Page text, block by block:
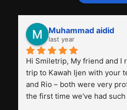
Muhammad aidid
last year
Hi Smiletrip, My friend and I
trip to Kawah Ijen with your
and Rio – both were very
the first time we've had